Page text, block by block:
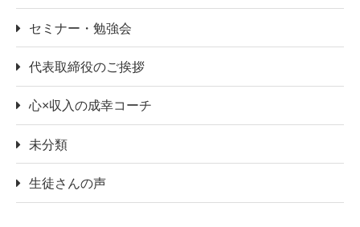
セミナー・勉強会
代表取締役のご挨拶
心×収入の成幸コーチ
未分類
生徒さんの声